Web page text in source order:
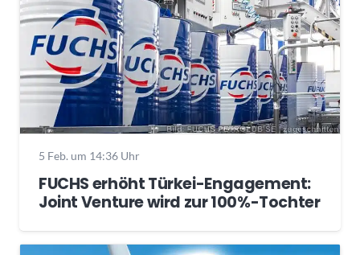
5 Feb. um 14:36 Uhr
FUCHS erhöht Türkei-Engagement:
Joint Venture wird zur 100%-Tochter